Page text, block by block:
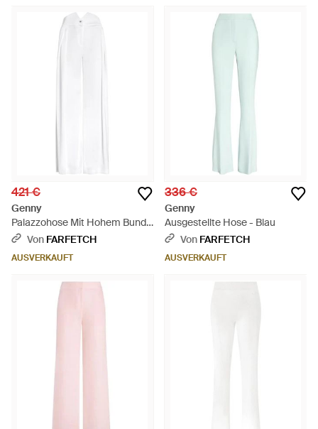
421 €
Genny
Palazzohose Mit Hohem Bund -
WeißVon FARFETCH
AUSVERKAUFT
336 €
Genny
Ausgestellte Hose - Blau
Von FARFETCH
AUSVERKAUFT